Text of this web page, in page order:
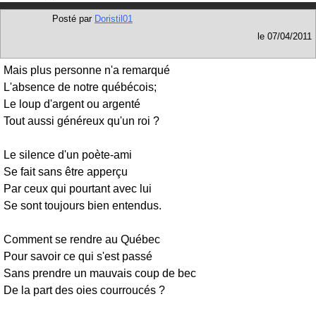
Posté par Doristil01
le 07/04/2011
Mais plus personne n'a remarqué
L'absence de notre québécois;
Le loup d'argent ou argenté
Tout aussi généreux qu'un roi ?
Le silence d'un poète-ami
Se fait sans être apperçu
Par ceux qui pourtant avec lui
Se sont toujours bien entendus.
Comment se rendre au Québec
Pour savoir ce qui s'est passé
Sans prendre un mauvais coup de bec
De la part des oies courroucés ?